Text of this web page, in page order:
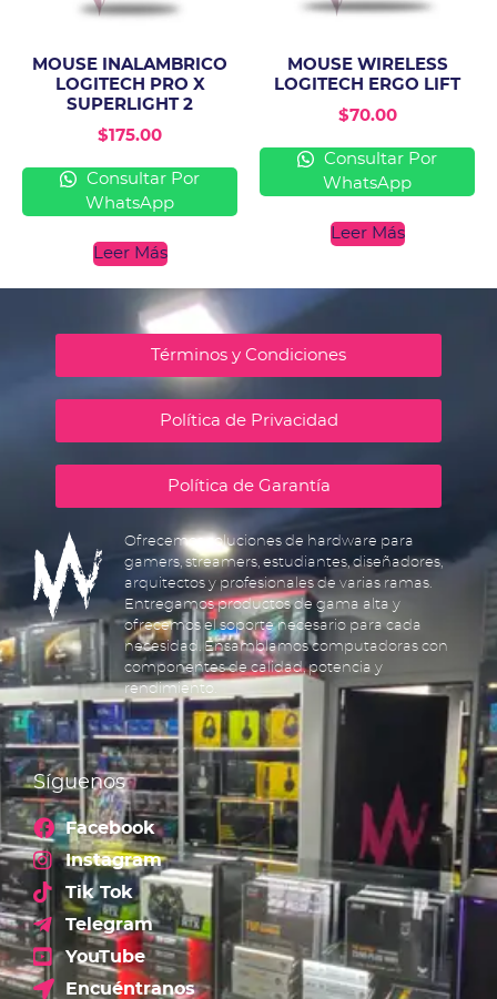
MOUSE INALAMBRICO
LOGITECH PRO X
SUPERLIGHT 2
$175.00
Consultar Por
WhatsApp
Leer Más
MOUSE WIRELESS
LOGITECH ERGO LIFT
$70.00
Consultar Por
WhatsApp
Leer Más
Términos y Condiciones
Política de Privacidad
Política de Garantía
Ofrecemos soluciones de hardware para
gamers, streamers, estudiantes, diseñadores,
arquitectos y profesionales de varias ramas.
Entregamos productos de gama alta y
ofrecemos el soporte necesario para cada
necesidad. Ensamblamos computadoras con
componentes de calidad, potencia y
rendimiento.
Síguenos
Facebook
Instagram
Tik Tok
Telegram
YouTube
Encuéntranos